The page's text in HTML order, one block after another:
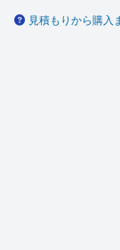
見積もりから購入